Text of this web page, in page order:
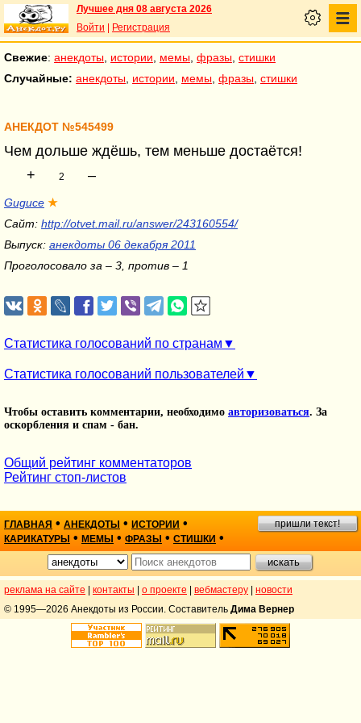
Лучшее дня 08 августа 2026
Войти
Регистрация
Свежие: анекдоты истории мемы фразы стишки
Случайные: анекдоты истории мемы фразы стишки
АНЕКДОТ №545499
Чем дольше ждёшь, тем меньше достаётся!
+
2 –
Guguce ★
Сайт: http://otvet.mail.ru/answer/243160554/
Выпуск: анекдоты 06 декабря 2011
Проголосовало за – 3, против – 1
Статистика голосований по странам
Статистика голосований пользователей
Чтобы оставить комментарии, необходимо авторизоваться. За
оскорбления и спам - бан.
Общий рейтинг комментаторов
Рейтинг стоп-листов
ГЛАВНАЯ • АНЕКДОТЫ • ИСТОРИИ •
КАРИКАТУРЫ • МЕМЫ • ФРАЗЫ • СТИШКИ •
пришли текст!
реклама на сайте контакты о проекте вебмастеру
новости
© 1995—2026 Анекдоты из России. Составитель Дима Вернер